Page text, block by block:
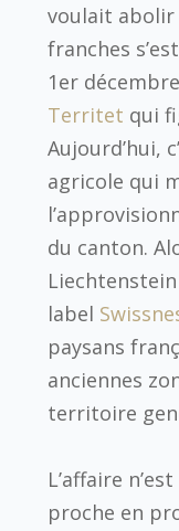
voulait abolir
franches
1er
Territet qui
Aujourd’hui,
agricole qui
du canton.
label
paysans
anciennes
territoire
L’affaire
proche en